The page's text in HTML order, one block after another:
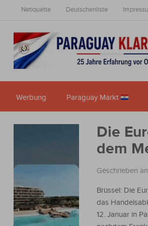
Netiquette Deutschenliste
Werbung Paraguay Markt
Die
dem
Geschrieben
Brüssel: Die
das
12. Januar in